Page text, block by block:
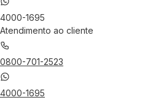
4000-1695
Atendimento ao cliente
0800-701-2523
4000-1695